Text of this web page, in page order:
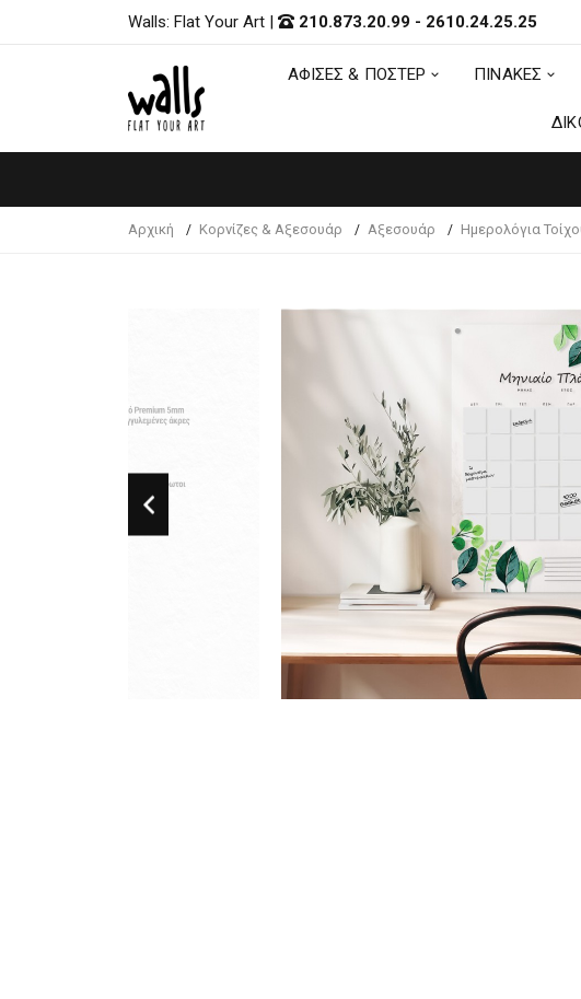
ΑΦΙΣΕΣ & ΠΟΣΤΕΡ ΠΙΝΑΚΕΣ
Walls: Flat Your Art | 210.873.20.99 - 2610.24.25.25
ΑΦΙΣΕΣ & ΠΟΣΤΕΡ ΠΙΝΑΚΕΣ
Αρχική Κορνίζες & Αξεσουάρ Αξεσουάρ Ημερολόγια